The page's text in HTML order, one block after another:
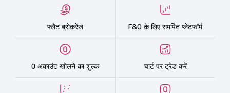
फ्लैट ब्रोकरेज F&O के लिए समर्पित प्लेटफॉर्म
0 अकाउंट खोलने का शुल्क चार्ट पर ट्रेड करें